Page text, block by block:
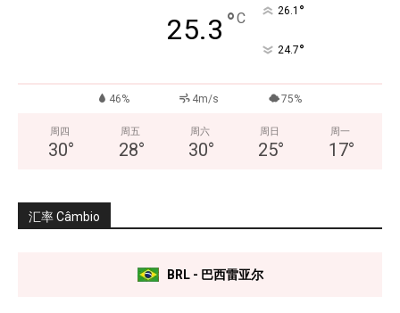
25.3 °C 26.1 °
24.7°
46% 4m/s 75%
周四
30°
周五
28°
周六
30°
周日
25°
周一
17°
汇率 Câmbio
BRL - 巴西雷亚尔